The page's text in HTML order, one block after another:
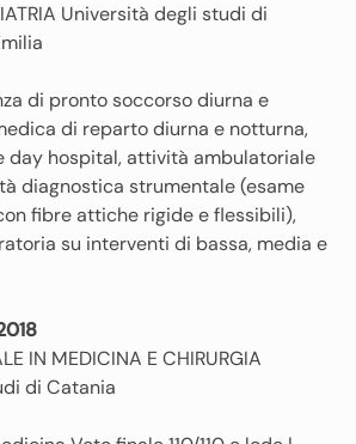
Università degli studi di
di pronto soccorso diurna e
di reparto diurna e notturna,
day hospital, attività ambulatoriale
diagnostica strumentale (esame
fibre attiche rigide e flessibili),
su interventi di bassa, media e
IN MEDICINA E CHIRURGIA
di Catania